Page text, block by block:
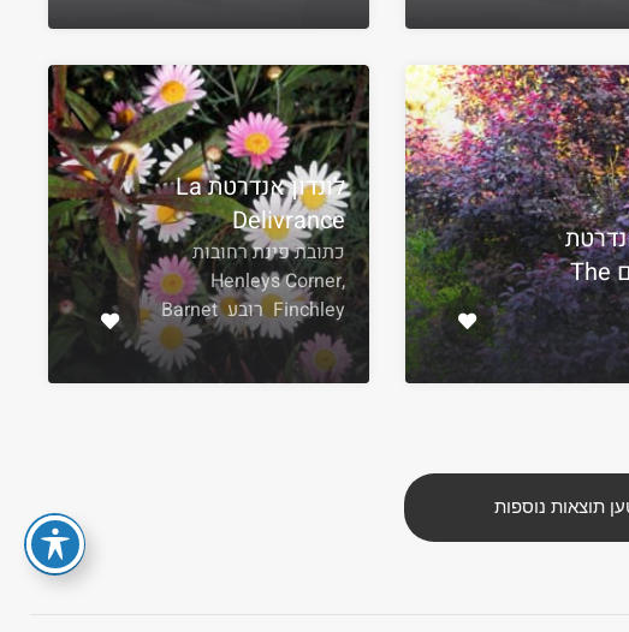
הקשתים The
לונדון אנדרטת La
Delivrance
כתובת פינת רחובות
Henleys Corner,
Finchley רובע Barnet
תוצאות נוספות